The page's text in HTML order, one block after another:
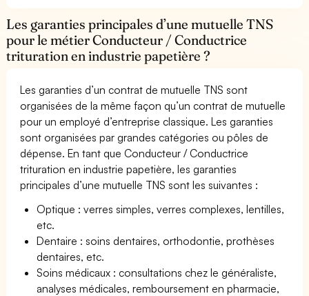
Les garanties principales d’une mutuelle TNS
pour le métier Conducteur / Conductrice
trituration en industrie papetière ?
Les garanties d’un contrat de mutuelle TNS sont
organisées de la même façon qu’un contrat de mutuelle
pour un employé d’entreprise classique. Les garanties
sont organisées par grandes catégories ou pôles de
dépense. En tant que Conducteur / Conductrice
trituration en industrie papetière, les garanties
principales d’une mutuelle TNS sont les suivantes :
Optique : verres simples, verres complexes, lentilles,
etc.
Dentaire : soins dentaires, orthodontie, prothèses
dentaires, etc.
Soins médicaux : consultations chez le généraliste,
analyses médicales, remboursement en pharmacie,